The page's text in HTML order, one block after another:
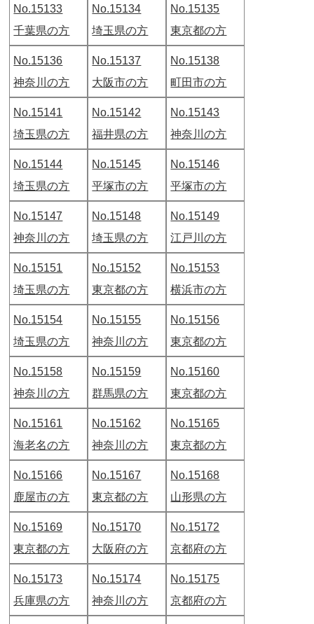
No.15133
千葉県の方
No.15134
埼玉県の方
No.15135
東京都の方
No.15136
神奈川の方
No.15137
大阪市の方
No.15138
町田市の方
No.15141
埼玉県の方
No.15142
福井県の方
No.15143
神奈川の方
No.15144
埼玉県の方
No.15145
平塚市の方
No.15146
平塚市の方
No.15147
神奈川の方
No.15148
埼玉県の方
No.15149
江戸川の方
No.15151
埼玉県の方
No.15152
東京都の方
No.15153
横浜市の方
No.15154
埼玉県の方
No.15155
神奈川の方
No.15156
東京都の方
No.15158
神奈川の方
No.15159
群馬県の方
No.15160
東京都の方
No.15161
海老名の方
No.15162
神奈川の方
No.15165
東京都の方
No.15166
鹿屋市の方
No.15167
東京都の方
No.15168
山形県の方
No.15169
東京都の方
No.15170
大阪府の方
No.15172
京都府の方
No.15173
兵庫県の方
No.15174
神奈川の方
No.15175
京都府の方